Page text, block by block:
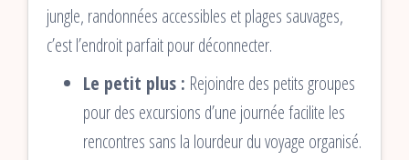
jungle, randonnées accessibles et plages sauvages,
c’est l’endroit parfait pour déconnecter.
Le petit plus : Rejoindre des petits groupes
pour des excursions d’une journée facilite les
rencontres sans la lourdeur du voyage organisé.